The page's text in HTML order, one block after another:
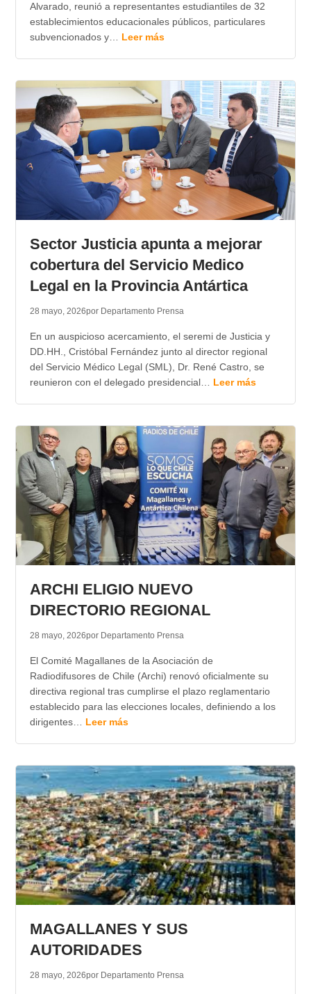
Alvarado, reunió a representantes estudiantiles de 32
establecimientos educacionales públicos, particulares
subvencionados y… Leer más
Sector Justicia apunta a mejorar
cobertura del Servicio Medico
Legal en la Provincia Antártica
28 mayo, 2026por Departamento Prensa
En un auspicioso acercamiento, el seremi de Justicia y
DD.HH., Cristóbal Fernández junto al director regional
del Servicio Médico Legal (SML), Dr. René Castro, se
reunieron con el delegado presidencial… Leer más
ARCHI ELIGIO NUEVO
DIRECTORIO REGIONAL
28 mayo, 2026por Departamento Prensa
El Comité Magallanes de la Asociación de
Radiodifusores de Chile (Archi) renovó oficialmente su
directiva regional tras cumplirse el plazo reglamentario
establecido para las elecciones locales, definiendo a los
dirigentes… Leer más
MAGALLANES Y SUS
AUTORIDADES
28 mayo, 2026por Departamento Prensa